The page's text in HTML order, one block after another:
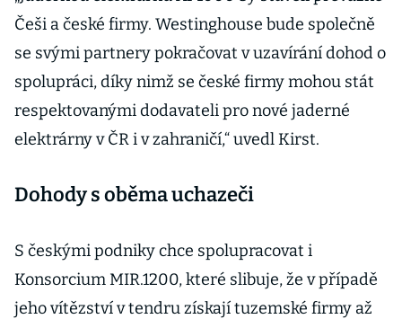
Češi a české firmy. Westinghouse bude společně
se svými partnery pokračovat v uzavírání dohod o
spolupráci, díky nimž se české firmy mohou stát
respektovanými dodavateli pro nové jaderné
elektrárny v ČR i v zahraničí,“ uvedl Kirst.
Dohody s oběma uchazeči
S českými podniky chce spolupracovat i
Konsorcium MIR.1200, které slibuje, že v případě
jeho vítězství v tendru získají tuzemské firmy až